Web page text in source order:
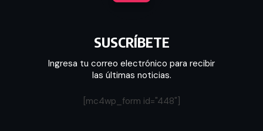
SUSCRÍBETE
Ingresa tu correo electrónico para recibir
las últimas noticias.
[mc4wp_form id="448"]